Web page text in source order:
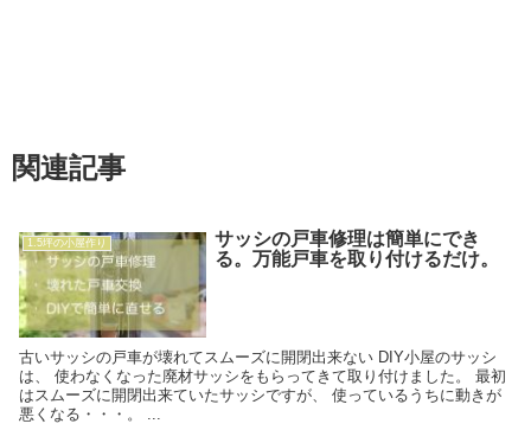
関連記事
1.5坪の小屋作り
サッシの戸車修理は簡単にでき
る。万能戸車を取り付けるだけ。
古いサッシの戸車が壊れてスムーズに開閉出来ない DIY小屋のサッシ
は、 使わなくなった廃材サッシをもらってきて取り付けました。 最初
はスムーズに開閉出来ていたサッシですが、 使っているうちに動きが
悪くなる・・・。 ...